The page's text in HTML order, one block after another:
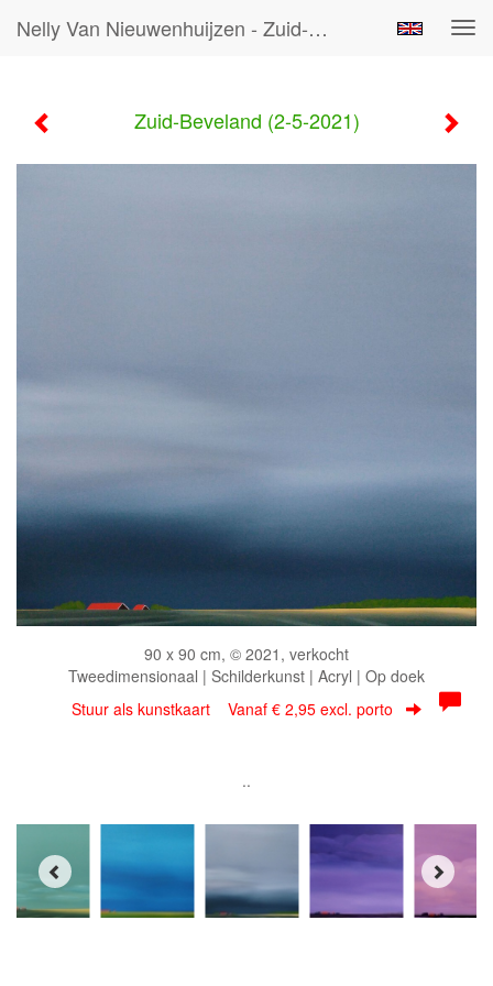
Nelly Van Nieuwenhuijzen - Zuid-Beveland (2-5-2021)
Zuid-Beveland (2-5-2021)
90 x 90 cm, © 2021, verkocht
Tweedimensionaal | Schilderkunst | Acryl | Op doek
Stuur als kunstkaart Vanaf € 2,95 excl. porto
..